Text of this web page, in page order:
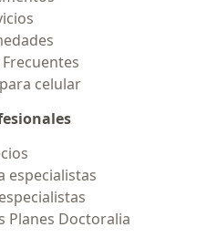
celular
especialistas
Planes Doctoralia